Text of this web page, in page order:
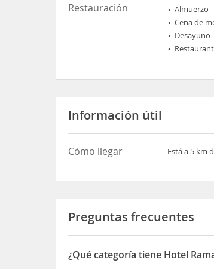
Restauración Almuerzo
Cena de
Desayuno
Información útil
Cómo llegar Está a 5 km
Preguntas frecuentes
¿Qué categoría tiene Hotel